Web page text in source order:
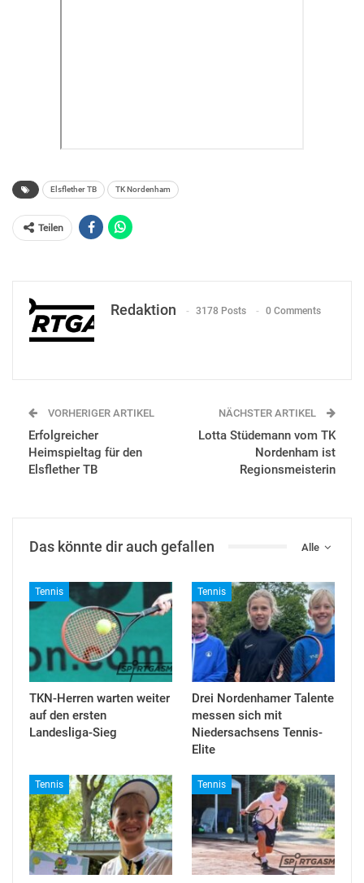
Elsflether TB TK Nordenham
Teilen
Redaktion 3178 Posts 0 Comments
VORHERIGER ARTIKEL
Erfolgreicher
Heimspieltag für den
Elsflether TB
NÄCHSTER ARTIKEL
Lotta Stüdemann vom TK
Nordenham ist
Regionsmeisterin
Alle
Das könnte dir auch gefallen
Tennis
TKN-Herren warten weiter
auf den ersten
Landesliga-Sieg
Tennis
Drei Nordenhamer Talente
messen sich mit
Niedersachsens Tennis-
Elite
Tennis Tennis